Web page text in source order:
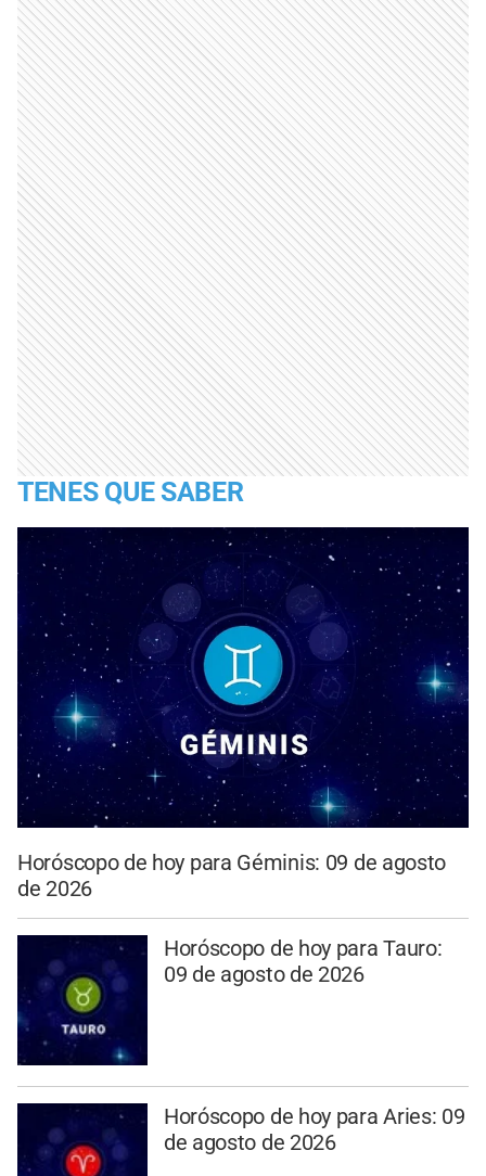
TENES QUE SABER
Horóscopo de hoy para Géminis: 09 de agosto
de 2026
Horóscopo de hoy para Tauro:
09 de agosto de 2026
Horóscopo de hoy para Aries: 09
de agosto de 2026